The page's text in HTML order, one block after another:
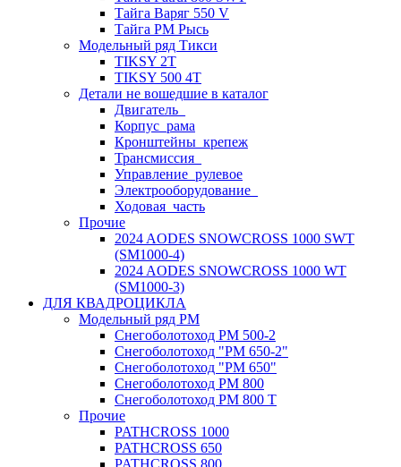
Тайга Варяг 550 V
Тайга РМ Рысь
Модельный ряд Тикси
TIKSY 2T
TIKSY 500 4T
Детали не вошедшие в каталог
Двигатель_
Корпус_рама
Кронштейны_крепеж
Трансмиссия_
Управление_рулевое
Электрооборудование_
Ходовая_часть
Прочие
2024 AODES SNOWCROSS 1000 SWT
(SM1000-4)
2024 AODES SNOWCROSS 1000 WT
(SM1000-3)
ДЛЯ КВАДРОЦИКЛА
Модельный ряд РМ
Снегоболотоход РМ 500-2
Снегоболотоход "РМ 650-2"
Снегоболотоход "РМ 650"
Снегоболотоход РМ 800
Снегоболотоход РМ 800 Т
Прочие
PATHCROSS 1000
PATHCROSS 650
PATHCROSS 800